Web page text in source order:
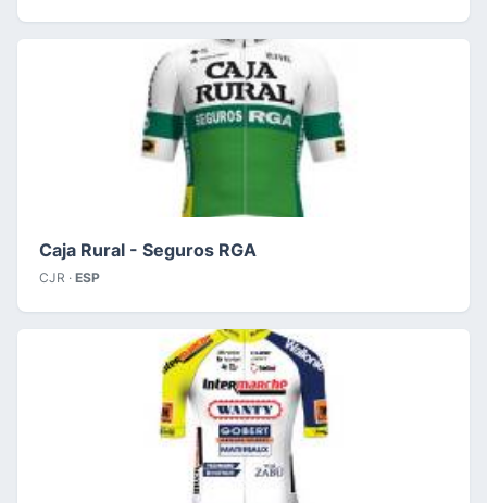
Caja Rural - Seguros RGA
CJR · ESP